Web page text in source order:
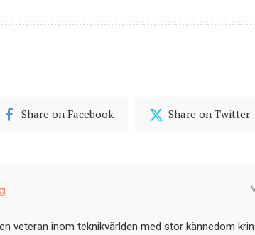
Share on Facebook Share on Twitter
veteran inom teknikvärlden med stor kännedom